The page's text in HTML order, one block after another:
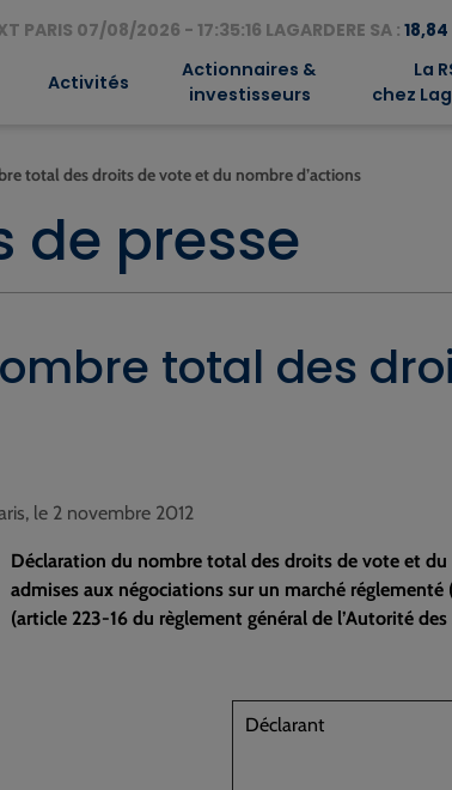
PARIS 07/08/2026 - 17:35:16 LAGARDERE SA :
Activités
Actionnaires &
investisseurs
La
chez
total des droits de vote et du nombre d’actions
de presse
total des
le 2 novembre 2012
Déclaration du nombre total des droits de vote et
admises aux négociations sur un marché réglementé
(article 223-16 du règlement général de l’Autorité des
Déclarant